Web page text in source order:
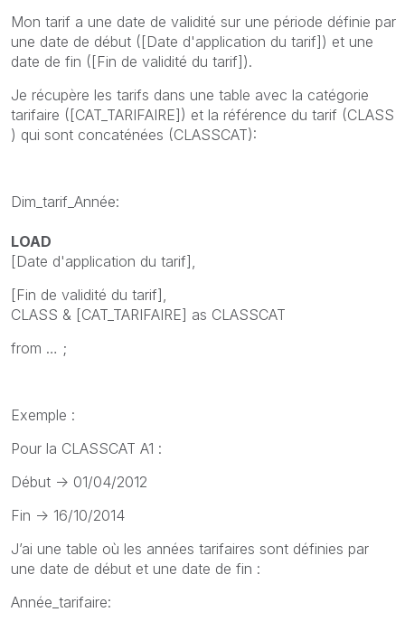
Mon tarif a une date de validité sur une période définie par
une date de début ([Date d'application du tarif]) et une
date de fin ([Fin de validité du tarif]).
Je récupère les tarifs dans une table avec la catégorie
tarifaire ([CAT_TARIFAIRE]) et la référence du tarif (CLASS
) qui sont concaténées (CLASSCAT):
Dim_tarif_Année:
LOAD
[Date d'application du tarif],
[Fin de validité du tarif],
CLASS & [CAT_TARIFAIRE] as CLASSCAT
from … ;
Exemple :
Pour la CLASSCAT A1 :
Début -> 01/04/2012
Fin -> 16/10/2014
J’ai une table où les années tarifaires sont définies par
une date de début et une date de fin :
Année_tarifaire: